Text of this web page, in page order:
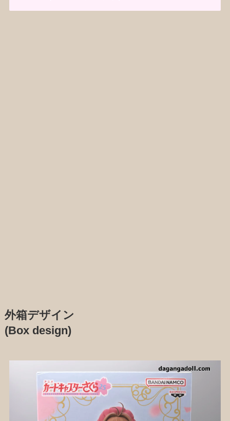
外箱デザイン
(Box design)